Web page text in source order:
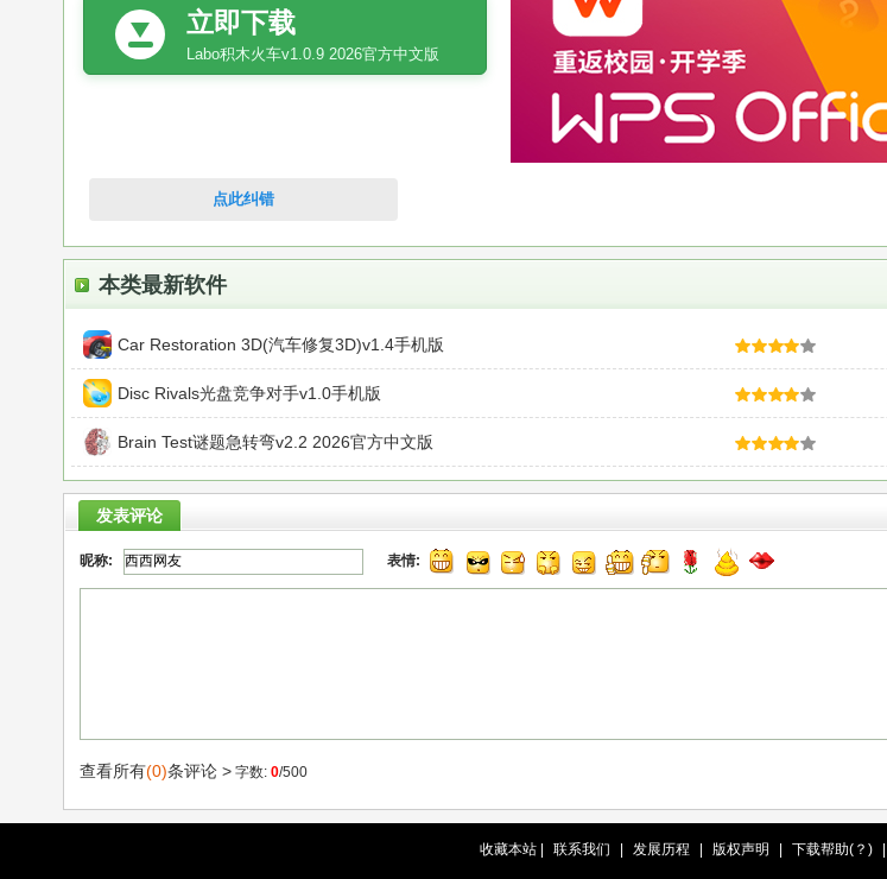
立即下载
Labo积木火车v1.0.9 2026官方中文版
点此纠错
本类最新软件
Car Restoration 3D(汽车修复3D)v1.4手机版
Disc Rivals光盘竞争对手v1.0手机版
Brain Test谜题急转弯v2.2 2026官方中文版
发表评论
昵称: 表情:
查看所有(0)条评论 > 字数: 0/500
收藏本站| 联系我们 发展历程 版权声明 下载帮助(？)